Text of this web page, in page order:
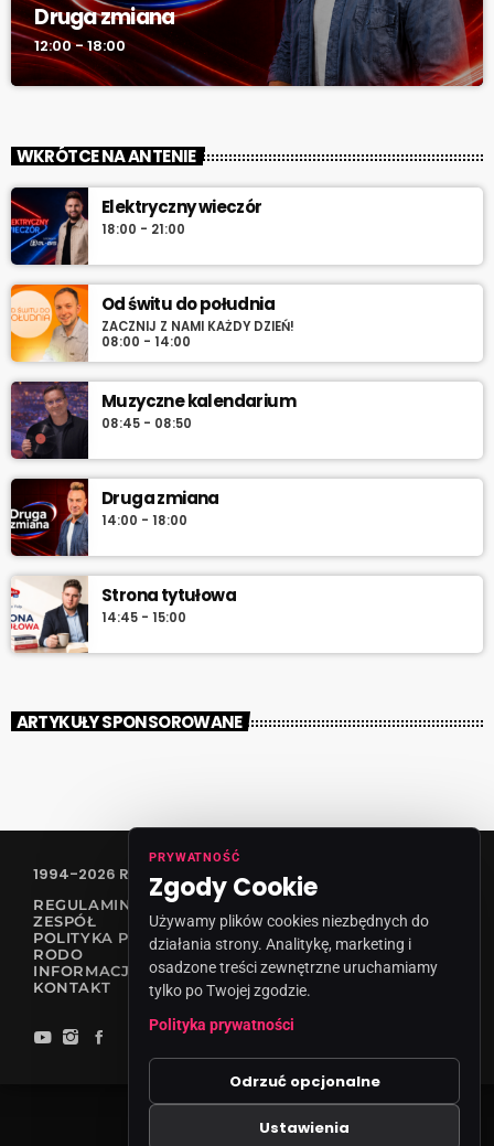
Druga zmiana
12:00 - 18:00
WKRÓTCE NA ANTENIE
Elektryczny wieczór
18:00 - 21:00
Od świtu do południa
ZACZNIJ Z NAMI KAŻDY DZIEŃ!
08:00 - 14:00
Muzyczne kalendarium
08:45 - 08:50
Druga zmiana
14:00 - 18:00
Strona tytułowa
14:45 - 15:00
ARTYKUŁY SPONSOROWANE
1994-2026 RADIO VANESSA SPÓŁKA Z O.O
REGULAMIN KONKURSÓW
ZESPÓŁ
POLITYKA PRYWATNOŚCI
RODO
INFORMACJA O NADAWCY
KONTAKT
PRYWATNOŚĆ
Zgody Cookie
Używamy plików cookies niezbędnych do
działania strony. Analitykę, marketing i
osadzone treści zewnętrzne uruchamiamy
tylko po Twojej zgodzie.
Polityka prywatności
Odrzuć opcjonalne
Ustawienia
Zgody cookies